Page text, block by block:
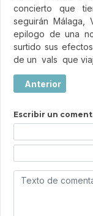
concierto que
seguirán
epilogo de una
surtido sus
de un vals que
Artículo
Anterior
Escribir un